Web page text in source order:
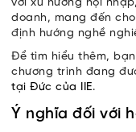
với xu hướng hội
doanh, mang đến
định hướng nghề
Để tìm hiểu thêm,
chương trình đang
tại Đức của IIE.
Ý nghĩa đối với